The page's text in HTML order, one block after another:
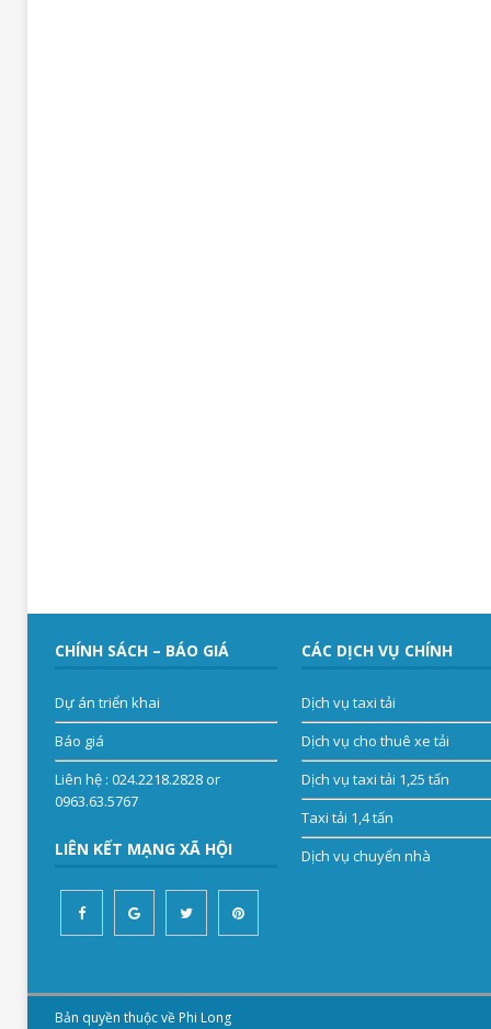
CHÍNH SÁCH – BÁO GIÁ
Dự án triển khai
Báo giá
Liên hệ: 024.2218.2828 or
0963.63.5767
LIÊN KẾT MẠNG XÃ HỘI
CÁC DỊCH VỤ CHÍNH
Dịch vụ taxi tải
Dịch vụ cho thuê xe tải
Dịch vụ taxi tải 1,25 tấn
Taxi tải 1,4 tấn
Dịch vụ chuyển nhà
Bản quyền thuộc về Phi Long